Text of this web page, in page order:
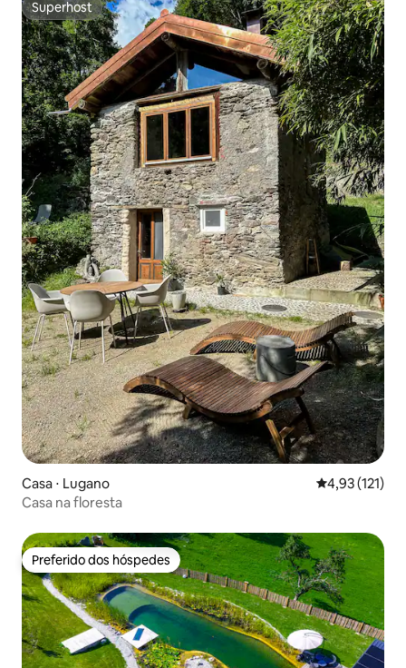
Superhost
Superhost
Casa ⋅ Lugano 4,93 de uma
4,93 (121)
Casa na floresta
Preferido dos hóspedes
Preferido dos hóspedes